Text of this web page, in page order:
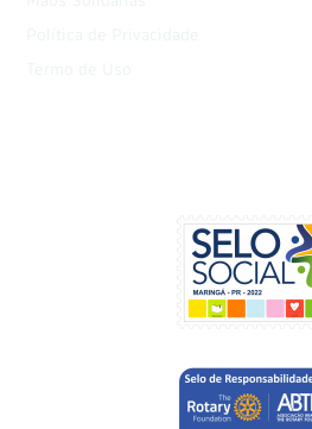
Política de Privacidade
Termo de Uso